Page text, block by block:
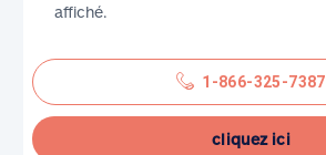
affiché.
1-866-325-7387
cliquez ici